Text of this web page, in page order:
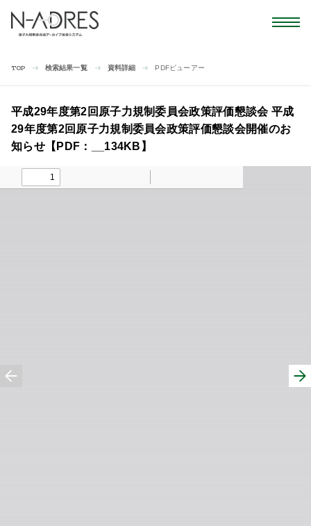
TOP 検索結果一覧 資料詳細 PDFビューアー
平成29年度第2回原子力規制委員会政策評価懇談会 平成
29年度第2回原子力規制委員会政策評価懇談会開催のお
知らせ【PDF：__134KB】